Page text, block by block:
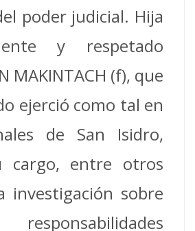
poder judicial. Hija
y respetado
MAKINTACH (f), que
ejerció como tal en
de San Isidro,
cargo, entre otros
investigación sobre
responsabilidades